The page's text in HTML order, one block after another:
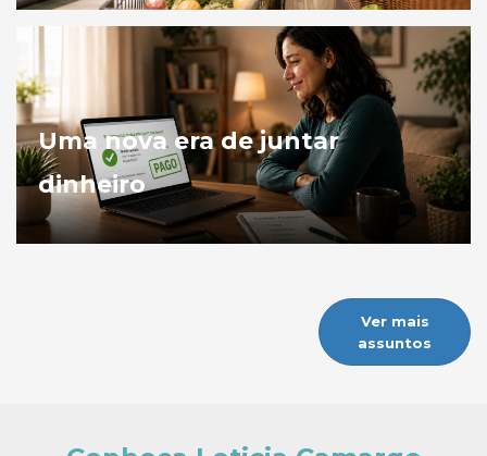
Uma nova era de juntar
dinheiro
Ver mais
assuntos